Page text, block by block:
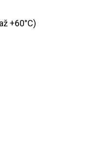
+60°C)